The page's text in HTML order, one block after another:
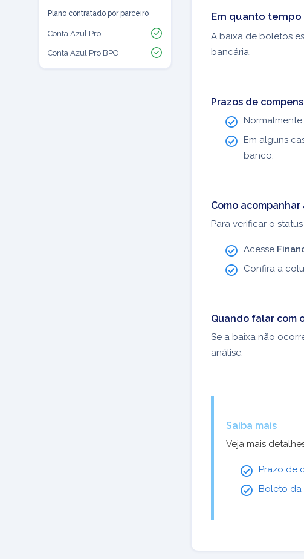
Plano contratado por parceiro
Conta Azul Pro
Conta Azul Pro BPO
Em quanto
A baixa de boletos
bancária.
Prazos de
Em alguns
banco.
Como acompanhar
Para verificar o
Acesse
Confira a
Quando falar com
Se a baixa não
análise.
Saiba mais
Veja mais
Prazo de
Boleto da